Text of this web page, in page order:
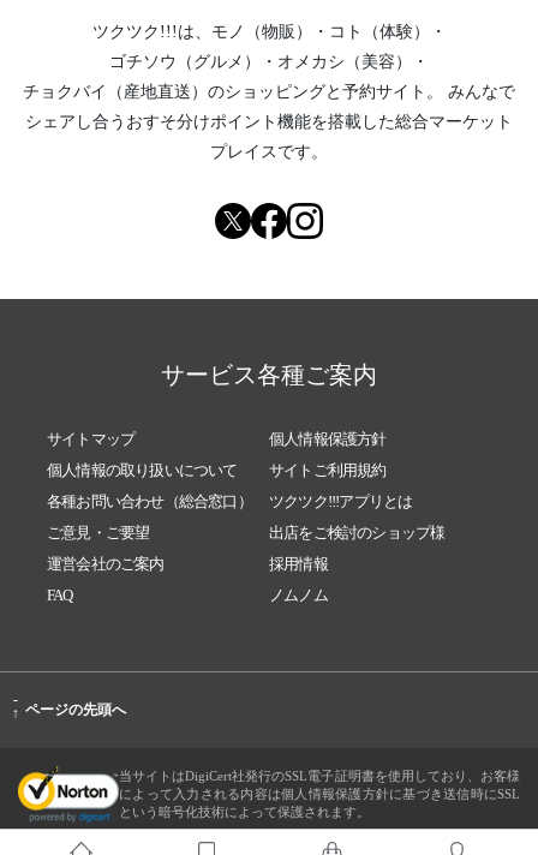
ツクツク!!!は、 モノ（物販） ・ コト（体験）
・
ゴチソウ（グルメ）
・ オメカシ（美容）
・
チョクバイ（産地直送） のショッピングと予約サイト。
みんなで
シェアし合う おすそ分けポイント機能を搭載した総合マーケット
プレイスです。
サービス各種ご案内
サイトマップ
個人情報保護方針
個人情報の取り扱いについて
サイトご利用規約
各種お問い合わせ（総合窓口）
ツクツク!!!アプリとは
ご意見・ご要望
出店をご検討のショップ様
運営会社のご案内
採用情報
FAQ
ノムノム
-
↑ ページの先頭へ
当サイトはDigiCert社発行のSSL電子証明書を使用しており、お客様
によって入力される内容は個人情報保護方針に基づき送信時にSSL
という暗号化技術によって保護されます。